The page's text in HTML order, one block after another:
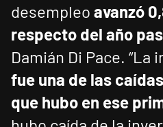
desempleo avanzó
respecto del año
Damián Di Pace. “La
fue una de las
que hubo en ese